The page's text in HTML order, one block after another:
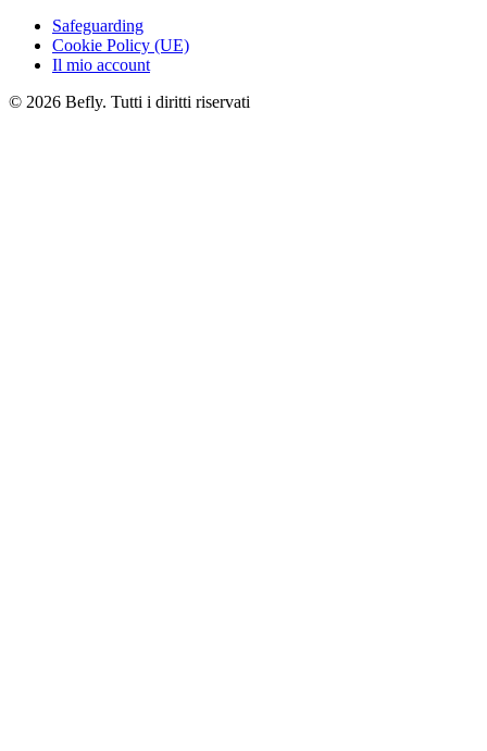
Safeguarding
Cookie Policy (UE)
Il mio account
© 2026 Befly. Tutti i diritti riservati